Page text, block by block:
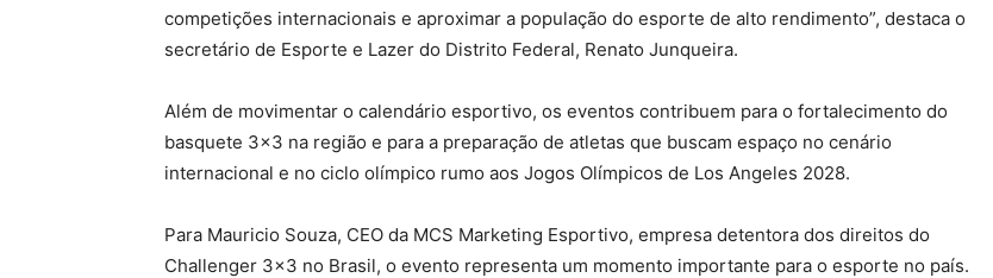
competições internacionais e aproximar a população do esporte de alto rendimento”, destaca o
secretário de Esporte e Lazer do Distrito Federal, Renato Junqueira.
Além de movimentar o calendário esportivo, os eventos contribuem para o fortalecimento do
basquete 3×3 na região e para a preparação de atletas que buscam espaço no cenário
internacional e no ciclo olímpico rumo aos Jogos Olímpicos de Los Angeles 2028.
Para Mauricio Souza, CEO da MCS Marketing Esportivo, empresa detentora dos direitos do
Challenger 3×3 no Brasil, o evento representa um momento importante para o esporte no país.